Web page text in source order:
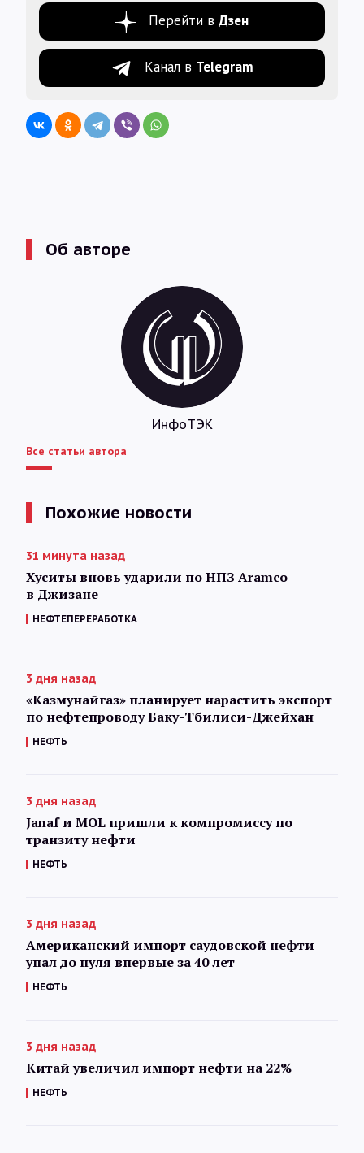
Перейти в Дзен
Канал в Telegram
Об авторе
ИнфоТЭК
Все статьи автора
Похожие новости
31 минута назад
Хуситы вновь ударили по НПЗ Aramco
в Джизане
НЕФТЕПЕРЕРАБОТКА
3 дня назад
«Казмунайгаз» планирует нарастить экспорт
по нефтепроводу Баку-Тбилиси-Джейхан
НЕФТЬ
3 дня назад
Janaf и MOL пришли к компромиссу по
транзиту нефти
НЕФТЬ
3 дня назад
Американский импорт саудовской нефти
упал до нуля впервые за 40 лет
НЕФТЬ
3 дня назад
Китай увеличил импорт нефти на 22%
НЕФТЬ